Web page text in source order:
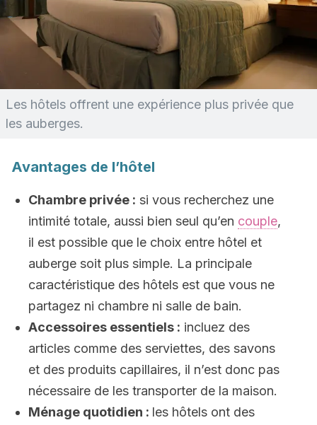
Les hôtels offrent une expérience plus privée que
les auberges.
Avantages de l’hôtel
Chambre privée : si vous recherchez une
intimité totale, aussi bien seul qu’en couple,
il est possible que le choix entre hôtel et
auberge soit plus simple. La principale
caractéristique des hôtels est que vous ne
partagez ni chambre ni salle de bain.
Accessoires essentiels : incluez des
articles comme des serviettes, des savons
et des produits capillaires, il n’est donc pas
nécessaire de les transporter de la maison.
Ménage quotidien : les hôtels ont des